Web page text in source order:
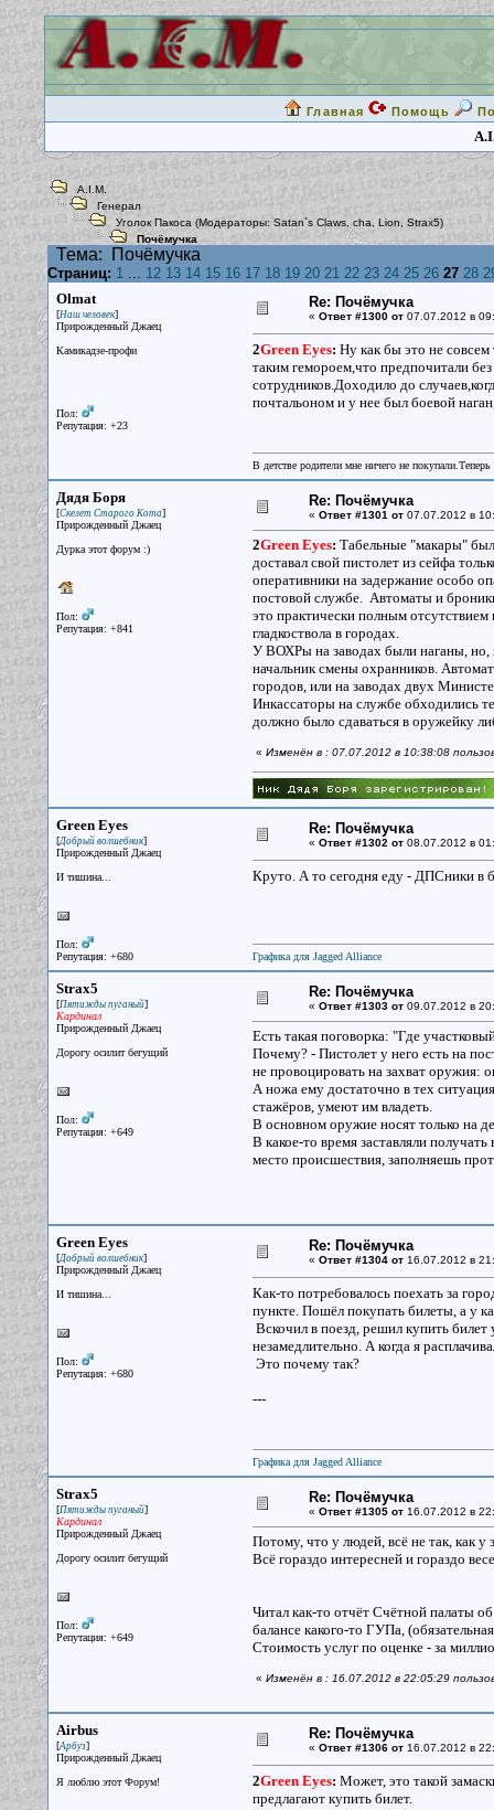
Главная Помощь
A.I.M.
Генерал
Уголок Пакоса (Модераторы:Satan`s Claws, cha Lion Strax5)
Почёмучка
Тема: Почёмучка
Страниц: 1... 12 13 14 15 16 17 18 19 20 21 22 23 24 25 26 27 28
Olmat
[Наш человек]
Прирожденный Джаец
Камикадзе-профи
Пол:
Репутация: +23
Re: Почёмучка
« Ответ #1300 от07.07.2012 в
2Green Eyes: Ну как бы это не совсем
таким гемороем,что предпочитали
сотрудников.Доходило до
почтальоном и у нее был боевой
В детстве родители мне ничего не
Дядя Боря
[Скелет Старого Кота]
Прирожденный Джаец
Дурка этот форум :)
Пол:
Репутация: +841
Re: Почёмучка
« Ответ #1301 от07.07.2012 в
2Green Eyes: Табельные "макары"
доставал свой пистолет из сейфа
оперативники на задержание особо
постовой службе. Автоматы и
это практически полным
гладкоствола в городах.
У ВОХРы на заводах были наганы, но,
начальник смены охранников.
городов, или на заводах двух
Инкассаторы на службе обходились
должно было сдаваться в оружейку
« Изменён в : 07.07.2012 в 10:38:08
Green Eyes
[Добрый волшебник]
Прирожденный Джаец
И тишина...
Пол:
Репутация: +680
Re: Почёмучка
« Ответ #1302 от08.07.2012 в
Круто. А то сегодня еду - ДПСники в
Графика для Jagged Alliance
Strax5
[Пятижды пуганый]
Кардинал
Прирожденный Джаец
Дорогу осилит бегущий
Пол:
Репутация: +649
Re: Почёмучка
« Ответ #1303 от09.07.2012 в
Есть такая поговорка: "Где
Почему? - Пистолет у него есть на
не провоцировать на захват оружия:
А ножа ему достаточно в тех
стажёров, умеют им владеть.
В основном оружие носят только
В какое-то время заставляли
место происшествия, заполняешь
Green Eyes
[Добрый волшебник]
Прирожденный Джаец
И тишина...
Пол:
Репутация: +680
Re: Почёмучка
« Ответ #1304 от16.07.2012 в
Как-то потребовалось поехать за
пункте. Пошёл покупать билеты, а у
Вскочил в поезд, решил купить
незамедлительно. А когда я
Это почему так?
---
Графика для Jagged Alliance
Strax5
[Пятижды пуганый]
Кардинал
Прирожденный Джаец
Дорогу осилит бегущий
Пол:
Репутация: +649
Re: Почёмучка
« Ответ #1305 от16.07.2012 в
Потому, что у людей, всё не так, как у
Всё гораздо интересней и гораздо
Читал как-то отчёт Счётной палаты
балансе какого-то ГУПа,
Стоимость услуг по оценке - за
« Изменён в : 16.07.2012 в 22:05:29
Airbus
[Арбуз]
Прирожденный Джаец
Я люблю этот Форум!
Re: Почёмучка
« Ответ #1306 от16.07.2012 в
2Green Eyes: Может, это такой
предлагают купить билет.